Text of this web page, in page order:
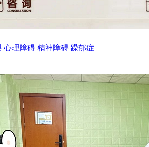
心理障碍 精神障碍 躁郁症